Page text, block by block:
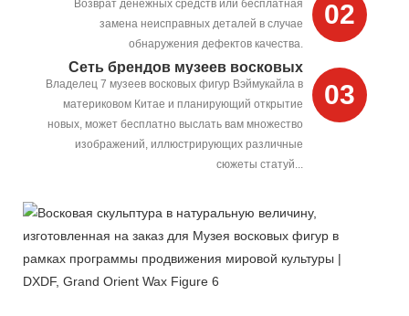
02
Возврат денежных средств или бесплатная
замена неисправных деталей в случае
обнаружения дефектов качества.
03
Сеть брендов музеев восковых
фигур
Владелец 7 музеев восковых фигур Вэймукайла в
материковом Китае и планирующий открытие
новых, может бесплатно выслать вам множество
изображений, иллюстрирующих различные
сюжеты статуй...